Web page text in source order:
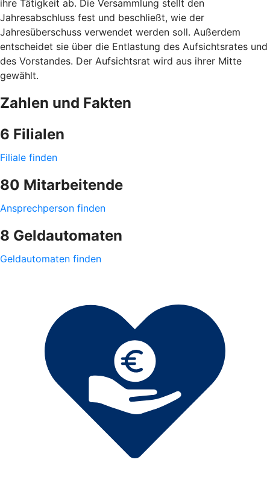
ihre Tätigkeit ab. Die Versammlung stellt den
Jahresabschluss fest und beschließt, wie der
Jahresüberschuss verwendet werden soll. Außerdem
entscheidet sie über die Entlastung des Aufsichtsrates und
des Vorstandes. Der Aufsichtsrat wird aus ihrer Mitte
gewählt.
Zahlen und Fakten
6 Filialen
Filiale finden
80 Mitarbeitende
Ansprechperson finden
8 Geldautomaten
Geldautomaten finden